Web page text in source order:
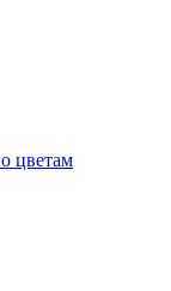
цветам